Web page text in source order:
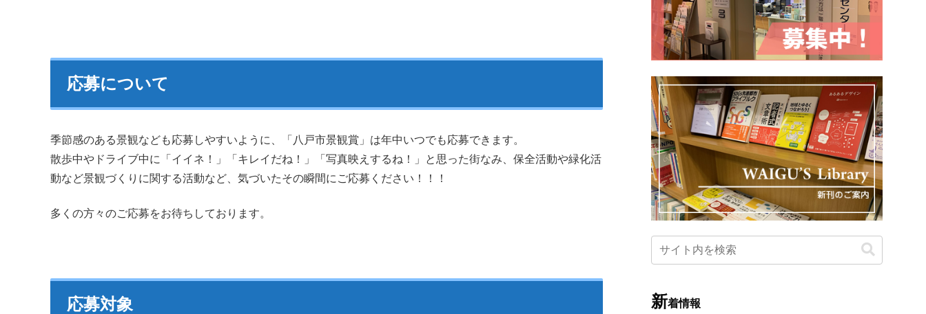
応募について
季節感のある景観なども応募しやすいように、「八戸市景観賞」は年中いつでも応募できます。
散歩中やドライブ中に「イイネ！」「キレイだね！」「写真映えするね！」と思った街なみ、保全活動や緑化活
動など景観づくりに関する活動など、気づいたその瞬間にご応募ください！！！
多くの方々のご応募をお待ちしております。
応募対象 新着情報